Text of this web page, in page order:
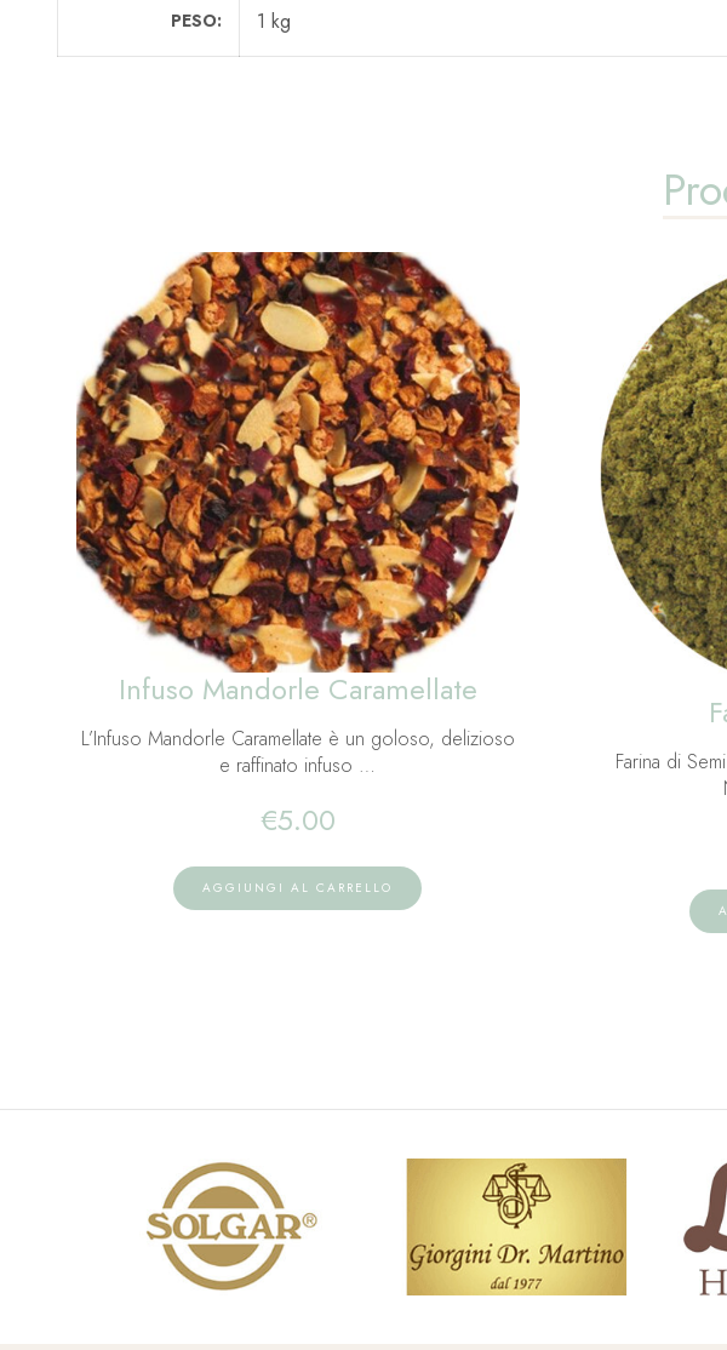
PESO 1 kg
Infuso Mandorle Caramellate
L’Infuso Mandorle Caramellate è un goloso, delizioso
e raffinato infuso …
€5.00
AGGIUNGI AL CARRELLO
Farina di